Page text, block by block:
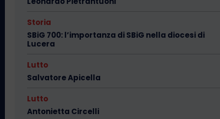
Storia
SBiG 700: l’importanza di SBiG nella diocesi di
Lucera
Lutto
Salvatore Apicella
Lutto
Antonietta Circelli